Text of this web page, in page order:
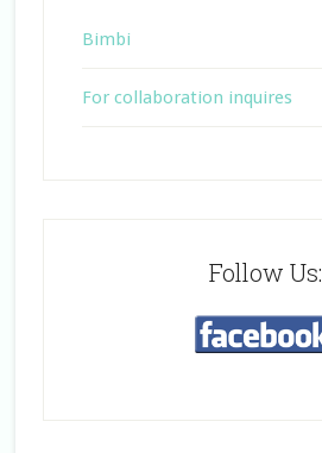
Bimbi
For collaboration inquires
Follow Us: